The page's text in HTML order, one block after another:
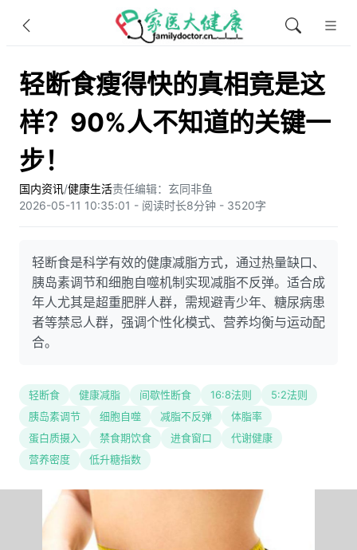
轻断食瘦得快的真相竟是这
样？90%人不知道的关键一
步！
国内资讯/健康生活责任编辑：玄同非鱼​
2026-05-11 10:35:01 - 阅读时长8分钟 - 3520字
轻断食是科学有效的健康减脂方式，通过热量缺口、
胰岛素调节和细胞自噬机制实现减脂不反弹。适合成
年人尤其是超重肥胖人群，需规避青少年、糖尿病患
者等禁忌人群，强调个性化模式、营养均衡与运动配
合。
轻断食 健康减脂 间歇性断食 16:8法则
5:2法则
胰岛素调节
细胞自噬 减脂不反弹
体脂率
蛋白质摄入
禁食期饮食 进食窗口
代谢健康
营养密度
低升糖指数